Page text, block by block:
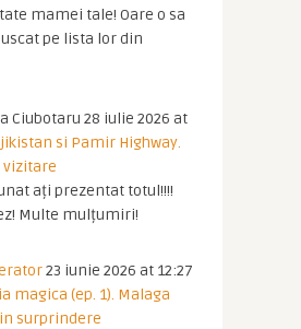
mamei tale! Oare o sa
pe lista lor din
Ciubotaru 28 iulie 2026 at
si Pamir Highway.
vizitare
ați prezentat totul!!!!
Multe mulțumiri!
23 iunie 2026 at 12:27
magica (ep. 1). Malaga
surprindere